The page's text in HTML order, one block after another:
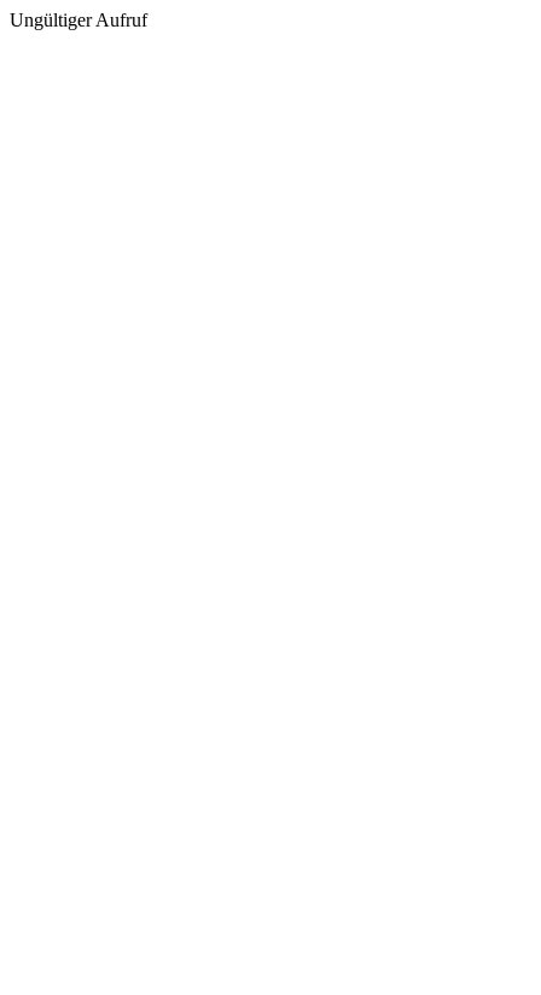
Ungültiger Aufruf